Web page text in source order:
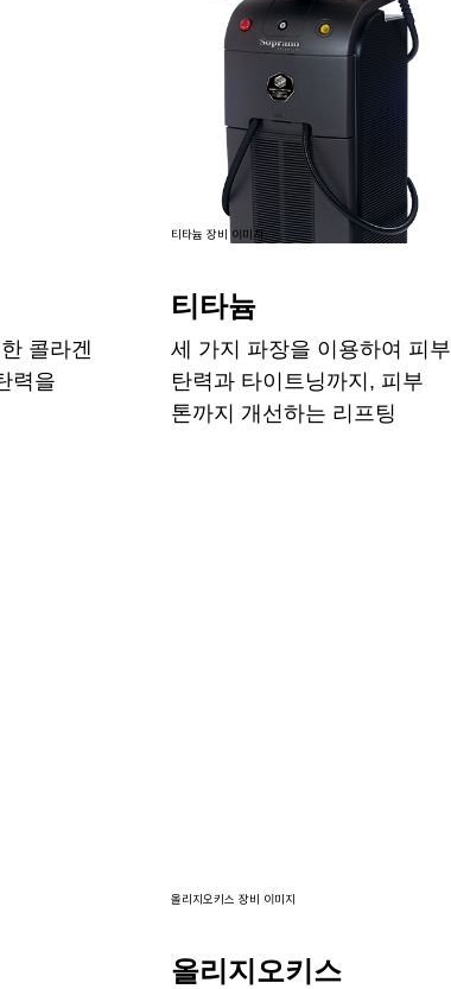
콜라겐
력을
티타늄 장비 이미지
티타늄
세 가지 파장을 이용하여 피부
탄력과 타이트닝까지, 피부
톤까지 개선하는 리프팅
올리지오키스 장비 이미지
올리지오키스